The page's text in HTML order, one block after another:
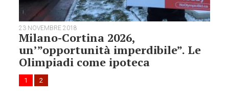
23 NOVEMBRE 2018
Milano-Cortina 2026,
un’”opportunità imperdibile”. Le
Olimpiadi come ipoteca
1 2